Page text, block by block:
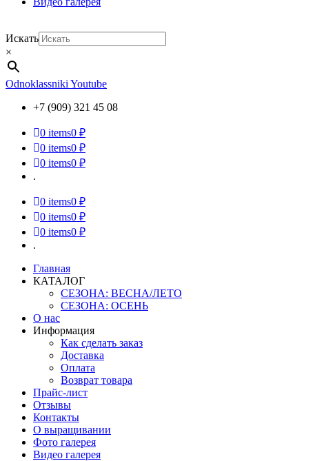
Искать
×
Odnoklassniki Youtube
+7 (909) 321 45 08
0 items0 ₽
0 items0 ₽
0 items0 ₽
.
0 items0 ₽
0 items0 ₽
0 items0 ₽
.
Главная
КАТАЛОГ
СЕЗОНА: ВЕСНА/ЛЕТО
СЕЗОНА: ОСЕНЬ
О нас
Информация
Как сделать заказ
Доставка
Оплата
Возврат товара
Прайс-лист
Отзывы
Контакты
О выращивании
Фото галерея
Видео галерея